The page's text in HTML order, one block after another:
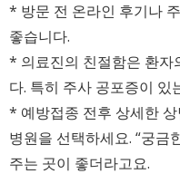
* 방문 전 온라인 후기나
좋습니다.
* 의료진의 친절함은 환자
다. 특히 주사 공포증이 있
* 예방접종 전후 상세한
병원을 선택하세요. “궁금
주는 곳이 좋더라고요.